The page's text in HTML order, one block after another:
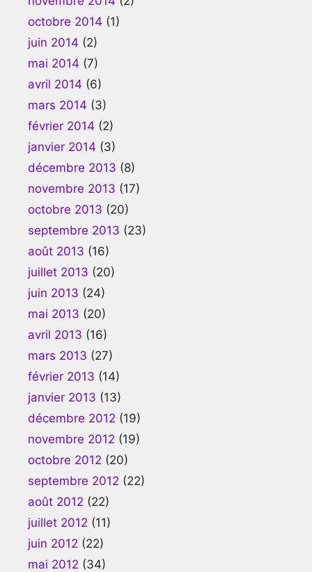
octobre 2014 (1)
juin 2014 (2)
mai 2014 (7)
avril 2014 (6)
mars 2014 (3)
février 2014 (2)
janvier 2014 (3)
décembre 2013 (8)
novembre 2013 (17)
octobre 2013 (20)
septembre 2013 (23)
août 2013 (16)
juillet 2013 (20)
juin 2013 (24)
mai 2013 (20)
avril 2013 (16)
mars 2013 (27)
février 2013 (14)
janvier 2013 (13)
décembre 2012 (19)
novembre 2012 (19)
octobre 2012 (20)
septembre 2012 (22)
août 2012 (22)
juillet 2012 (11)
juin 2012 (22)
mai 2012 (34)